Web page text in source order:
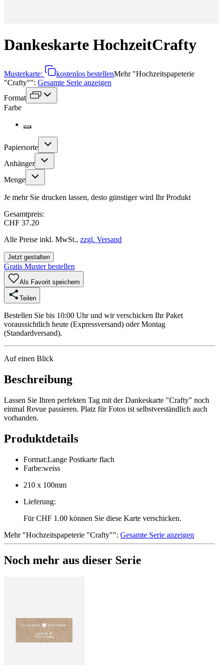
Dankeskarte HochzeitCrafty
Musterkarte: kostenlos bestellenMehr"Hochzeitspapeterie
"Crafty"": Gesamte Serie anzeigen
Format
Farbe
Papiersorte
Anhänger
Menge
Je mehr Sie drucken lassen, desto günstiger wird Ihr Produkt
Gesamtpreis:
CHF 37.20
Alle Preise inkl. MwSt., zzgl. Versand
Jetzt gestalten
Gratis Muster bestellen
Als Favorit speichern
Teilen
Bestellen Sie bis 10:00 Uhr und wir verschicken Ihr Paket
voraussichtlich heute (Expressversand) oder Montag
(Standardversand).
Auf einen Blick
Beschreibung
Lassen Sie Ihren perfekten Tag mit der Dankeskarte "Crafty" noch
einmal Revue passieren. Platz für Fotos ist selbstverständlich auch
vorhanden.
Produktdetails
Format:Lange Postkarte flach
Farbe:weiss
210 x 100mm
Lieferung:
Für CHF 1.00 können Sie diese Karte verschicken.
Mehr"Hochzeitspapeterie "Crafty"": Gesamte Serie anzeigen
Noch mehr aus dieser Serie